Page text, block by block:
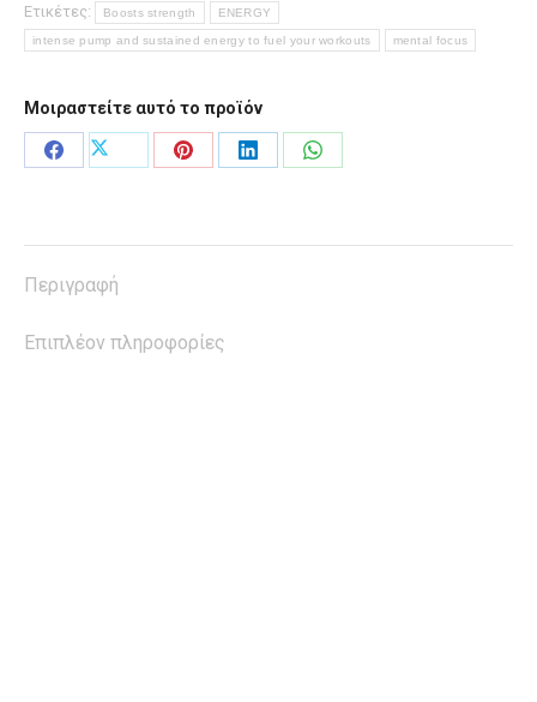
570g
ποσότητα
Ετικέτες:
Boosts strength ENERGY
intense pump and sustained energy to fuel your workouts mental focus
Μοιραστείτε αυτό το προϊόν
Μοιραστείτε
Μοιραστείτε
ΜοιραστείτεΜοιραστείτεΜοιραστείτε
Περιγραφή
Επιπλέον πληροφορίες